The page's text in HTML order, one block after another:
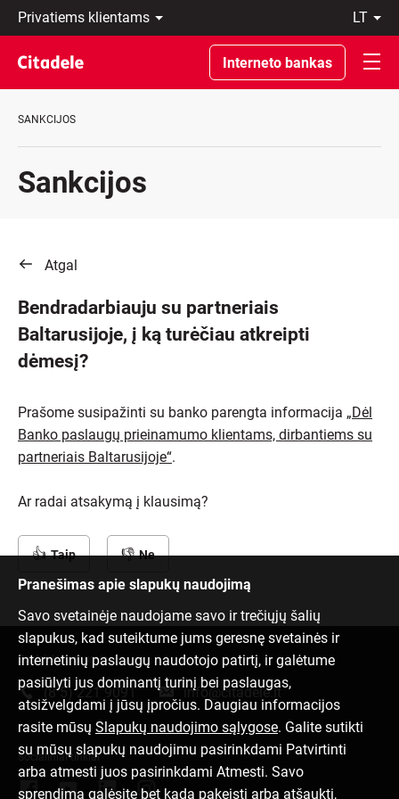
Privatiems
klientams
Verslo
klientams
Private
Apie
REWARDS
lt
LT
EN
Interneto bankas
SANKCIJOS
Sankcijos
Atgal
Bendradarbiauju su partneriais
Baltarusijoje, į ką turėčiau atkreipti
dėmesį?
Prašome susipažinti su banko parengta informacija „Dėl
Banko paslaugų prieinamumo klientams, dirbantiems su
partneriais Baltarusijoje“.
Ar radai atsakymą į klausimą?
Taip Ne
Pranešimas apie slapukų naudojimą
Savo svetainėje naudojame savo ir trečiųjų šalių
slapukus, kad suteiktume jums geresnę svetainės ir
internetinių paslaugų naudotojo patirtį, ir galėtume
pasiūlyti jus dominantį turinį bei paslaugas,
atsižvelgdami į jūsų įpročius. Daugiau informacijos
rasite mūsų Slapukų naudojimo sąlygose. Galite sutikti
su mūsų slapukų naudojimu pasirinkdami Patvirtinti
arba atmesti juos pasirinkdami Atmesti. Savo
sprendimą galėsite bet kada pakeisti arba atšaukti,
Susisiek su mumis
(8 5) 221 9091 info@citadele.lt
Socialiniai tinklai